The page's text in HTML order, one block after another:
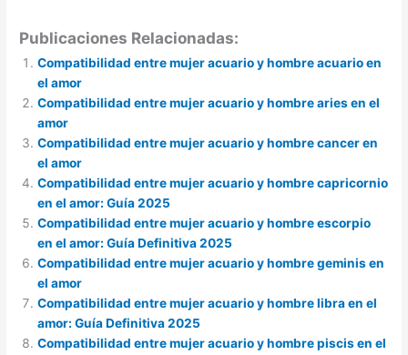
Publicaciones Relacionadas:
Compatibilidad entre mujer acuario y hombre acuario en
el amor
Compatibilidad entre mujer acuario y hombre aries en el
amor
Compatibilidad entre mujer acuario y hombre cancer en
el amor
Compatibilidad entre mujer acuario y hombre capricornio
en el amor: Guía 2025
Compatibilidad entre mujer acuario y hombre escorpio
en el amor: Guía Definitiva 2025
Compatibilidad entre mujer acuario y hombre geminis en
el amor
Compatibilidad entre mujer acuario y hombre libra en el
amor: Guía Definitiva 2025
Compatibilidad entre mujer acuario y hombre piscis en el